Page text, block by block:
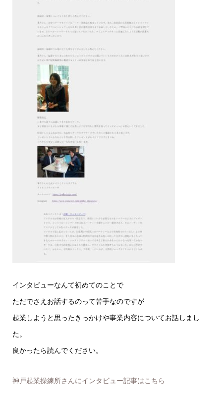
インタビューなんて初めてのことで
ただでさえお話するのって苦手なのですが
起業しようと思ったきっかけや事業内容についてお話しまし
た。
良かったら読んでください。
神戸起業操練所さんにインタビュー記事はこちら